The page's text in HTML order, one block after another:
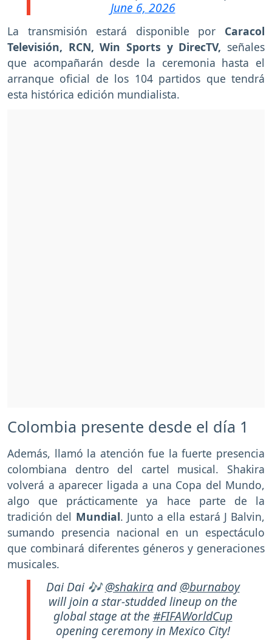
June 6, 2026
La transmisión estará disponible por Caracol
Televisión, RCN, Win Sports y DirecTV, señales
que acompañarán desde la ceremonia hasta el
arranque oficial de los 104 partidos que tendrá
esta histórica edición mundialista.
Colombia presente desde el día 1
Además, llamó la atención fue la fuerte presencia
colombiana dentro del cartel musical. Shakira
volverá a aparecer ligada a una Copa del Mundo,
algo que prácticamente ya hace parte de la
tradición del Mundial. Junto a ella estará J Balvin,
sumando presencia nacional en un espectáculo
que combinará diferentes géneros y generaciones
musicales.
Dai Dai 🎶@shakiraand@burnaboy
will join a star-studded lineup on the
global stage at the #FIFAWorldCup
opening ceremony in Mexico City!